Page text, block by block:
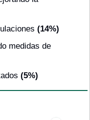
(14%)
medidas de
(5%)